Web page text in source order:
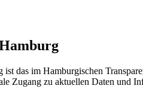
ist das im Hamburgischen
Zugang zu aktuellen Daten und